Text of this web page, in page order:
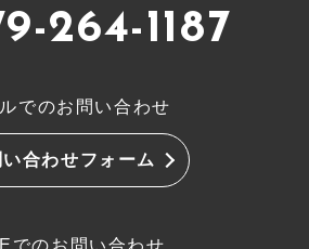
264-1187
でのお問い合わせ
い合わせフォーム
でのお問い合わせ